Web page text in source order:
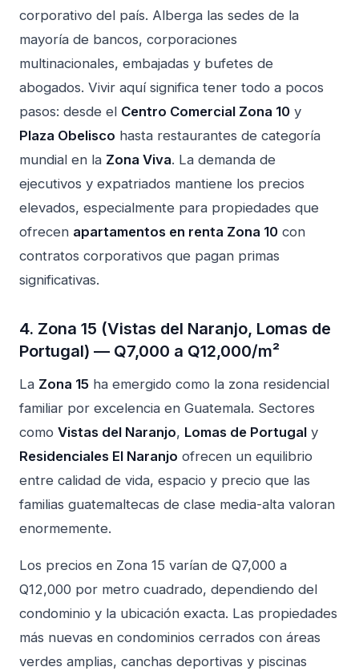
corporativo del país. Alberga las sedes de la
mayoría de bancos, corporaciones
multinacionales, embajadas y bufetes de
abogados. Vivir aquí significa tener todo a pocos
pasos: desde el Centro Comercial Zona 10 y
Plaza Obelisco hasta restaurantes de categoría
mundial en la Zona Viva. La demanda de
ejecutivos y expatriados mantiene los precios
elevados, especialmente para propiedades que
ofrecen apartamentos en renta Zona 10 con
contratos corporativos que pagan primas
significativas.
4. Zona 15 (Vistas del Naranjo, Lomas de
Portugal) — Q7,000 a Q12,000/m²
La Zona 15 ha emergido como la zona residencial
familiar por excelencia en Guatemala. Sectores
como Vistas del Naranjo, Lomas de Portugal y
Residenciales El Naranjo ofrecen un equilibrio
entre calidad de vida, espacio y precio que las
familias guatemaltecas de clase media-alta valoran
enormemente.
Los precios en Zona 15 varían de Q7,000 a
Q12,000 por metro cuadrado, dependiendo del
condominio y la ubicación exacta. Las propiedades
más nuevas en condominios cerrados con áreas
verdes amplias, canchas deportivas y piscinas